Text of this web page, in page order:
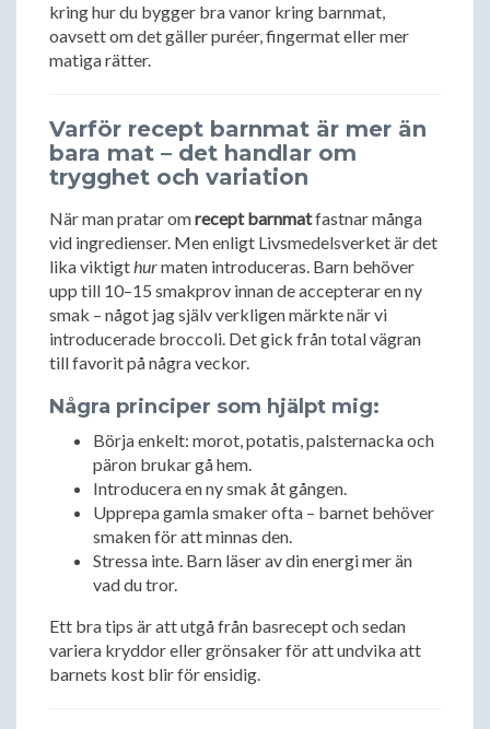
kring hur du bygger bra vanor kring barnmat,
oavsett om det gäller puréer, fingermat eller mer
matiga rätter.
Varför recept barnmat är mer än
bara mat – det handlar om
trygghet och variation
När man pratar omrecept barnmatfastnar många
vid ingredienser. Men enligt Livsmedelsverket är det
lika viktigthurmaten introduceras. Barn behöver
upp till 10–15 smakprov innan de accepterar en ny
smak – något jag själv verkligen märkte när vi
introducerade broccoli. Det gick från total vägran
till favorit på några veckor.
Några principer som hjälpt mig:
Börja enkelt: morot, potatis, palsternacka och
päron brukar gå hem.
Introducera en ny smak åt gången.
Upprepa gamla smaker ofta – barnet behöver
smaken för att minnas den.
Stressa inte. Barn läser av din energi mer än
vad du tror.
Ett bra tips är att utgå från basrecept och sedan
variera kryddor eller grönsaker för att undvika att
barnets kost blir för ensidig.